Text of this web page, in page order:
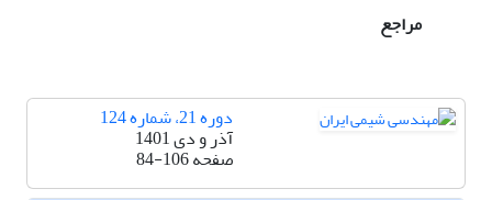
مراجع
دوره 21، شماره 124
آذر و دی 1401
صفحه84-106